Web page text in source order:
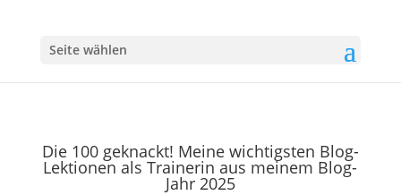
Seite wählen
Die 100 geknackt! Meine wichtigsten Blog-
Lektionen als Trainerin aus meinem Blog-
Jahr 2025